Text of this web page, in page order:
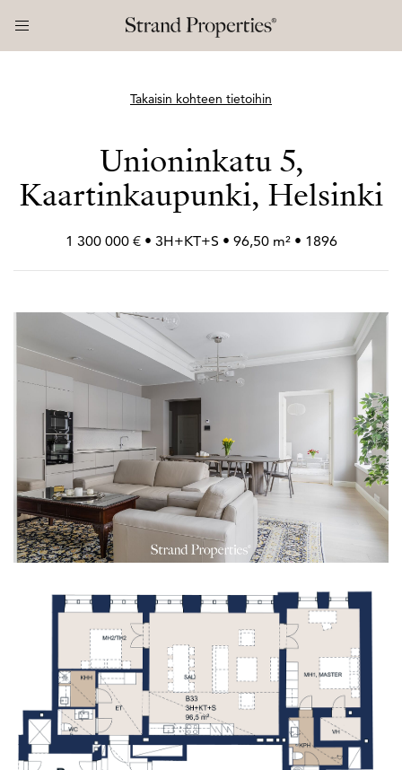
Takaisin kohteen tietoihin
Unioninkatu 5,
Kaartinkaupunki, Helsinki
1 300 000 € • 3H+KT+S • 96,50 m² • 1896